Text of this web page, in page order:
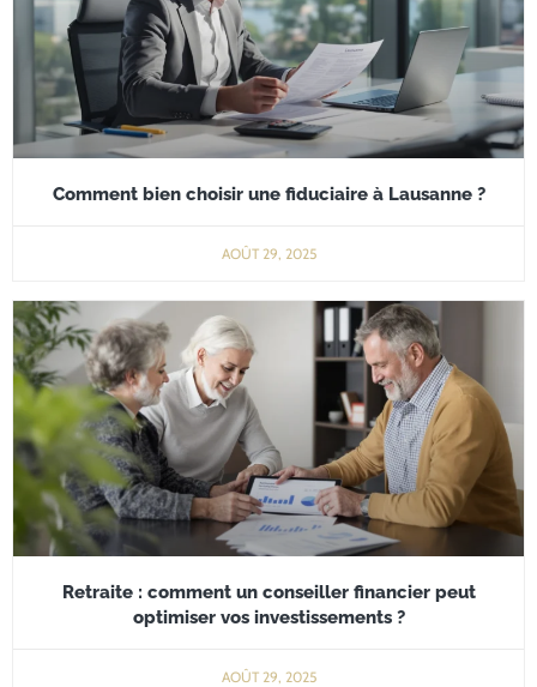
Comment bien choisir une fiduciaire à Lausanne ?
AOÛT 29, 2025
Retraite : comment un conseiller financier peut
optimiser vos investissements ?
AOÛT 29, 2025